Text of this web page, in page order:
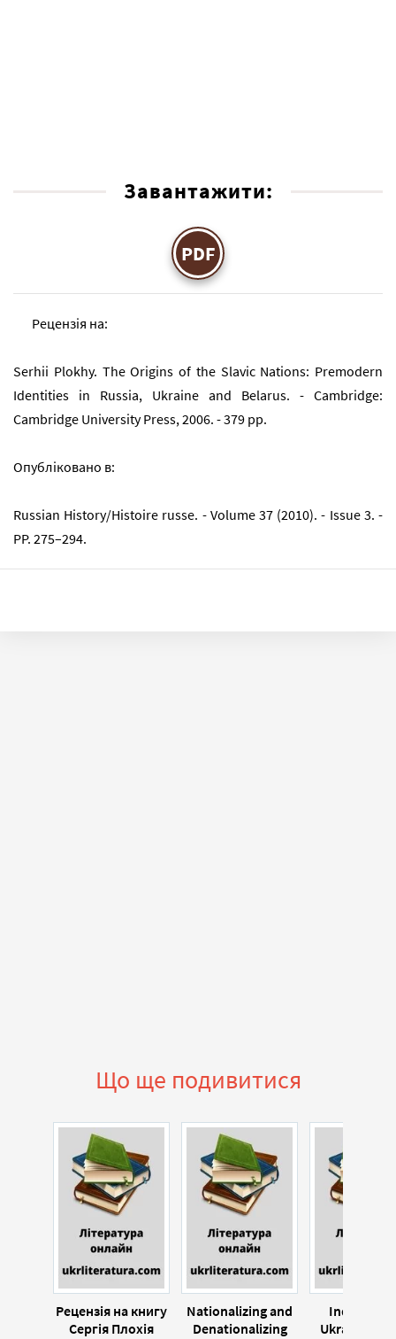
Завантажити:
PDF
Рецензія на:
Serhii Plokhy. The Origins of the Slavic Nations: Premodern
Identities in Russia, Ukraine and Belarus. - Cambridge:
Cambridge University Press, 2006. - 379 pp.
Опубліковано в:
Russian History/Histoire russe. - Volume 37 (2010). - Issue 3. -
PP. 275–294.
Що ще подивитися
Рецензія на книгу
Сергія Плохія
Nationalizing and
Denationalizing
Ukraine: